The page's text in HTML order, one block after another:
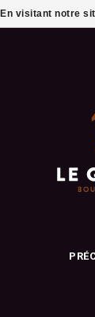
En visitant notre